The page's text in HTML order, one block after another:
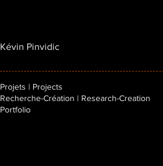
Kévin Pinvidic
Projets | Projects
Recherche-Création | Research-Creation
Portfolio